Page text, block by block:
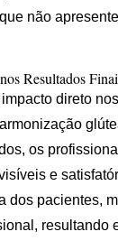
não
Resultados
direto
os
e
dos pacientes,
resultando